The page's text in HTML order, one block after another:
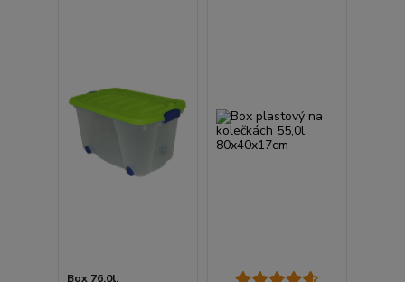
Box 76,0l,